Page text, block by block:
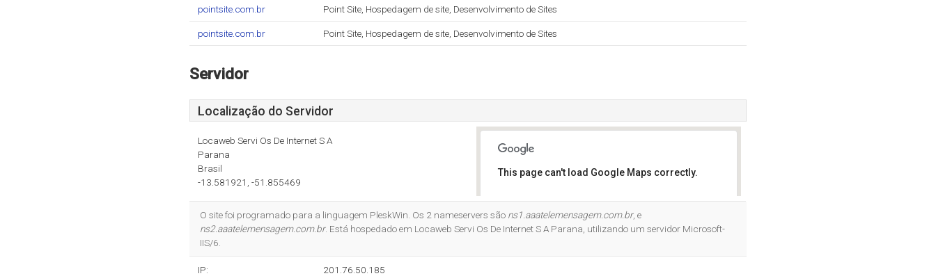
pointsite.com.br Point Site, Hospedagem de site, Desenvolvimento de Sites
pointsite.com.br Point Site, Hospedagem de site, Desenvolvimento de Sites
Servidor
Localização do Servidor
Locaweb Servi Os De Internet S A
Parana
Brasil
-13.581921, -51.855469
This page can't load Google Maps correctly.
O site foi programado para a linguagem PleskWin. Os 2 nameservers são ns1.aaatelemensagem.com.br, e
ns2.aaatelemensagem.com.br. Está hospedado em Locaweb Servi Os De Internet S A Parana, utilizando um servidor Microsoft-
IIS/6.
IP: 201.76.50.185